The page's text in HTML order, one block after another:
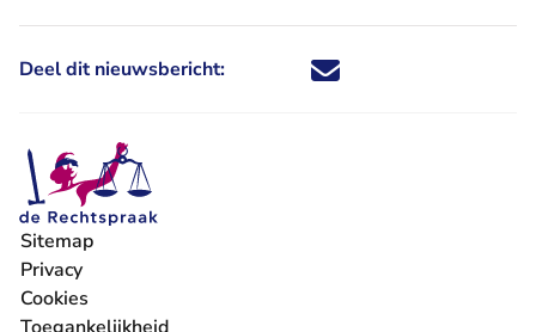
Deel dit nieuwsbericht: Deel dit nieuwsbericht via X -
Deel dit nieuwsbericht via
Deel dit nieuwsbericht
Deel dit
Sitemap
Privacy
Cookies